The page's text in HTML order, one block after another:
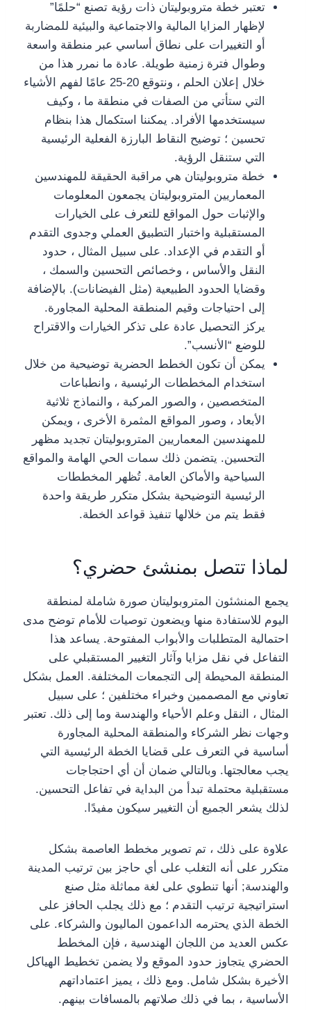
تعتبر خطة متروبوليتان ذات رؤية تصنع “حلمًا”
لإظهار المزايا المالية والاجتماعية والبيئية للمضاربة
أو التغييرات على نطاق أساسي عبر منطقة واسعة
وطوال فترة زمنية طويلة. عادة ما نمرر هذا من
خلال إعلان الحلم ، ونتوقع 20-25 عامًا لفهم الأشياء
التي ستأتي من الصفات في منطقة ما ، وكيف
سيستخدمها الأفراد. يمكننا استكمال هذا بنظام
تحسين ؛ توضيح النقاط البارزة الفعلية الرئيسية
التي ستنقل الرؤية.
خطة متروبوليتان هي مراقبة الحقيقة للمهندسين
المعماريين المتروبوليتان يجمعون المعلومات
والإثبات حول المواقع للتعرف على الخيارات
المستقبلية واختبار التطبيق العملي وجدوى التقدم
أو التقدم في الإعداد. على سبيل المثال ، حدود
النقل والأساس ، وخصائص التحسين والسمك ،
وقضايا الحدود الطبيعية (مثل الفيضانات). بالإضافة
إلى احتياجات وقيم المنطقة المحلية المجاورة.
يركز التحصيل عادة على تذكر الخيارات والاقتراح
للوضع “الأنسب”.
يمكن أن تكون الخطط الحضرية توضيحية من خلال
استخدام المخططات الرئيسية ، وانطباعات
المتخصصين ، والصور المركبة ، والنماذج ثلاثية
الأبعاد ، وصور المواقع المثمرة الأخرى ، ويمكن
للمهندسين المعماريين المتروبوليتان تجديد مظهر
التحسين. يتضمن ذلك سمات الحي الهامة والمواقع
السياحية والأماكن العامة. تُظهر المخططات
الرئيسية التوضيحية بشكل متكرر طريقة واحدة
فقط يتم من خلالها تنفيذ قواعد الخطة.
لماذا تتصل بمنشئ حضري؟
يجمع المنشئون المتروبوليتان صورة شاملة لمنطقة
اليوم للاستفادة منها ويضعون توصيات للأمام توضح مدى
احتمالية المتطلبات والأبواب المفتوحة. يساعد هذا
التفاعل في نقل مزايا وآثار التغيير المستقبلي على
المنطقة المحيطة إلى التجمعات المختلفة. العمل بشكل
تعاوني مع المصممين وخبراء مختلفين ؛ على سبيل
المثال ، النقل وعلم الأحياء والهندسة وما إلى ذلك. تعتبر
وجهات نظر الشركاء والمنطقة المحلية المجاورة
أساسية في التعرف على قضايا الخطة الرئيسية التي
يجب معالجتها. وبالتالي ضمان أن أي احتجاجات
مستقبلية محتملة تبدأ من البداية في تفاعل التحسين.
لذلك يشعر الجميع أن التغيير سيكون مفيدًا.
علاوة على ذلك ، تم تصوير مخطط العاصمة بشكل
متكرر على أنه التغلب على أي حاجز بين ترتيب المدينة
والهندسة; أنها تنطوي على لغة مماثلة مثل صنع
استراتيجية ترتيب التقدم ؛ مع ذلك يجلب الحافز على
الخطة الذي يحترمه الداعمون الماليون والشركاء. على
عكس العديد من اللجان الهندسية ، فإن المخطط
الحضري يتجاوز حدود الموقع ولا يضمن تخطيط الهياكل
الأخيرة بشكل شامل. ومع ذلك ، يميز اعتماداتهم
الأساسية ، بما في ذلك صلاتهم بالمسافات بينهم.